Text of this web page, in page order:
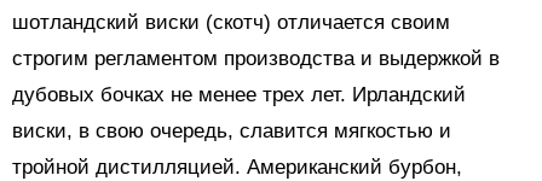
шотландский виски (скотч) отличается своим
строгим регламентом производства и выдержкой в
дубовых бочках не менее трех лет. Ирландский
виски, в свою очередь, славится мягкостью и
тройной дистилляцией. Американский бурбон,